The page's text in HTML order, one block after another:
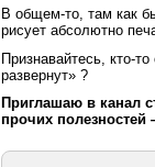
В общем-то, там как
рисует абсолютно
Признавайтесь, кто-
развернут» ?
Приглашаю в канал
прочих полезностей